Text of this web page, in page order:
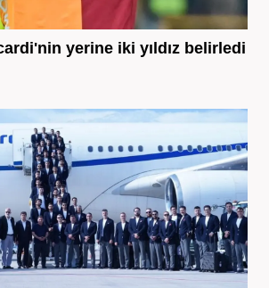
yerine iki yıldız belirledi